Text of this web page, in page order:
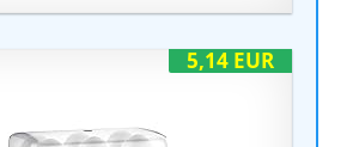
5,14 EUR